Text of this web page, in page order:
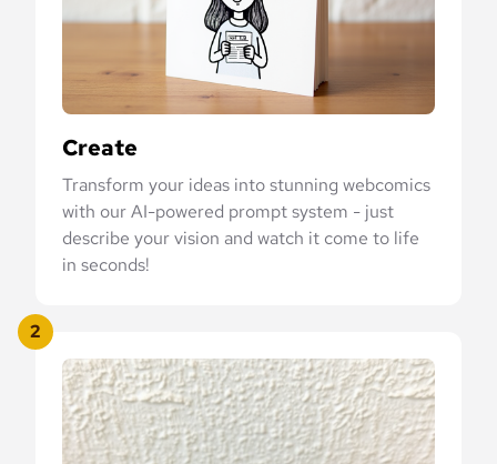
Create
Transform your ideas into stunning webcomics
with our AI-powered prompt system - just
describe your vision and watch it come to life
in seconds!
2